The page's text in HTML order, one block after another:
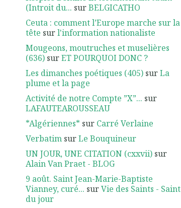
(Introit du... surBELGICATHO
Ceuta : comment l’Europe marche sur la
tête surl'information nationaliste
Mougeons, moutruches et muselières
(636)surET POURQUOI DONC ?
Les dimanches poétiques (405)surLa
plume et la page
Activité de notre Compte ”X”... sur
LAFAUTEAROUSSEAU
*Algériennes* sur Carré Verlaine
VerbatimsurLe Bouquineur
UN JOUR, UNE CITATION (cxxvii)sur
Alain Van Praet - BLOG
9 août. Saint Jean-Marie-Baptiste
Vianney, curé... surVie des Saints - Saint
du jour